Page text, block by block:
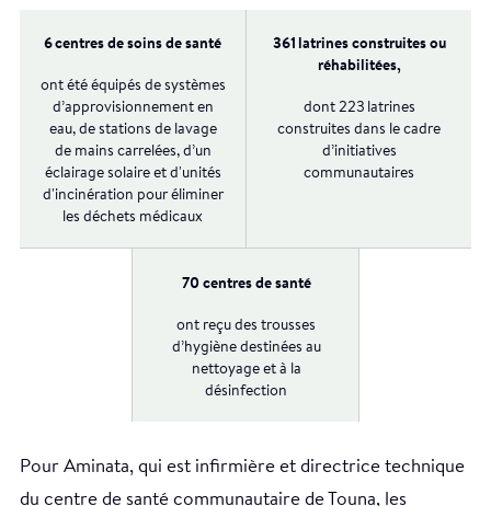
6 centres de soins de santé
ont été équipés de systèmes
d’approvisionnement en
eau, de stations de lavage
de mains carrelées, d’un
éclairage solaire et d'unités
d'incinération pour éliminer
les déchets médicaux
361 latrines construites ou
réhabilitées,
dont 223 latrines
construites dans le cadre
d’initiatives
communautaires
70 centres de santé
ont reçu des trousses
d’hygiène destinées au
nettoyage et à la
désinfection
Pour Aminata, qui est infirmière et directrice technique
du centre de santé communautaire de Touna, les